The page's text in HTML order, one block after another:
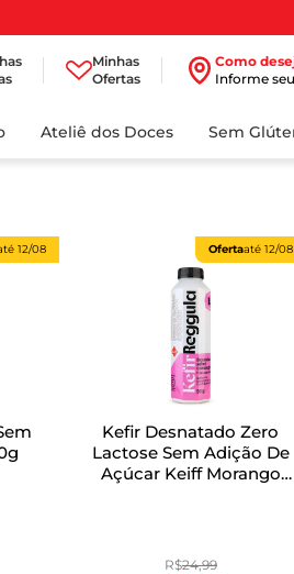
Minhas
Ofertas
Como
Informe
Ateliê dos Doces Sem
12/08 Ofertaaté 12/08
Kefir Desnatado Zero
Lactose Sem Adição De
Açúcar Keiff Morango
R$24,99